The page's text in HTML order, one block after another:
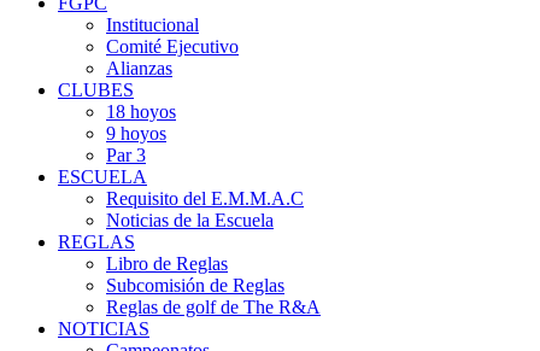
Institucional
Comité Ejecutivo
Alianzas
CLUBES
18 hoyos
9 hoyos
Par 3
ESCUELA
Requisito del E.M.M.A.C
Noticias de la Escuela
REGLAS
Libro de Reglas
Subcomisión de Reglas
Reglas de golf de The R&A
NOTICIAS